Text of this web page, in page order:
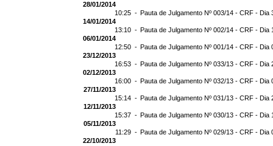
28/01/2014
10:25 - Pauta de Julgamento Nº 003/14 - CRF - Dia
14/01/2014
13:10 - Pauta de Julgamento Nº 002/14 - CRF - Dia
06/01/2014
12:50 - Pauta de Julgamento Nº 001/14 - CRF - Dia
23/12/2013
16:53 - Pauta de Julgamento Nº 033/13 - CRF - Dia
02/12/2013
16:00 - Pauta de Julgamento Nº 032/13 - CRF - Dia
27/11/2013
15:14 - Pauta de Julgamento Nº 031/13 - CRF - Dia
12/11/2013
15:37 - Pauta de Julgamento Nº 030/13 - CRF - Dia
05/11/2013
11:29 - Pauta de Julgamento Nº 029/13 - CRF - Dia
22/10/2013